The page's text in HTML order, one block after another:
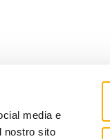
media e
nostro sito